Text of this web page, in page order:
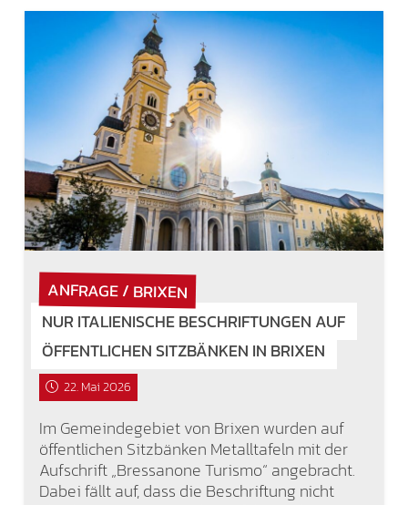
ANFRAGE / BRIXEN
NUR ITALIENISCHE BESCHRIFTUNGEN AUF
ÖFFENTLICHEN SITZBÄNKEN IN BRIXEN
22. Mai 2026
Im Gemeindegebiet von Brixen wurden auf
öffentlichen Sitzbänken Metalltafeln mit der
Aufschrift „Bressanone Turismo“ angebracht.
Dabei fällt auf, dass die Beschriftung nicht